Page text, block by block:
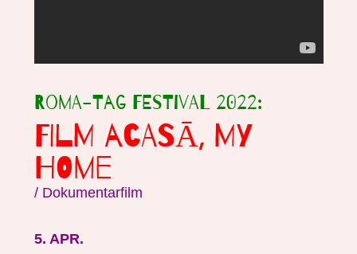
Roma-Tag Festival 2022:
FILM ACASĀ, MY
HOME
/ Dokumentarfilm
5. APR.